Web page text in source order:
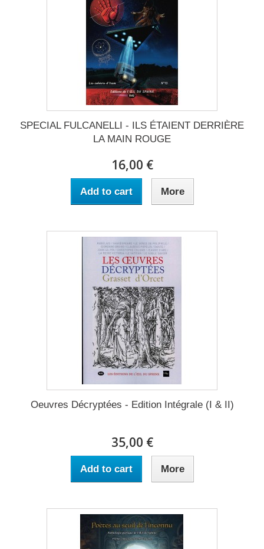
SPECIAL FULCANELLI - ILS ÉTAIENT DERRIÈRE
LA MAIN ROUGE
16,00 €
Add to cart More
Oeuvres Décryptées - Edition Intégrale (I & II)
35,00 €
Add to cart More